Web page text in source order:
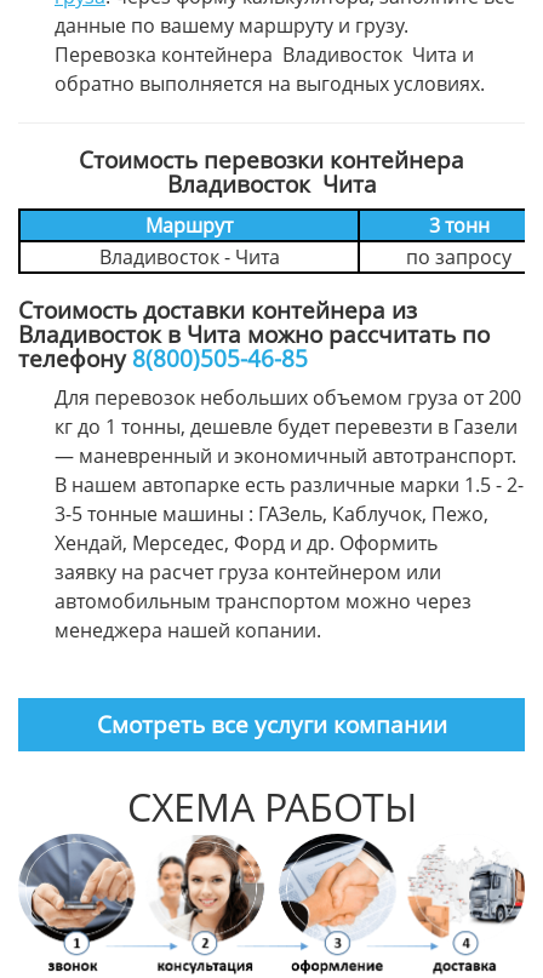
данные по вашему маршруту и грузу.
Перевозка контейнера Владивосток Чита и
обратно выполняется на выгодных условиях.
Стоимость перевозки контейнера
Владивосток Чита
Маршрут
3 тонн
Владивосток - Чита
по запросу
Стоимость доставки контейнера из
Владивосток в Чита можно рассчитать по
телефону 8(800)505-46-85
Для перевозок небольших объемом груза от 200
кг до 1 тонны, дешевле будет перевезти в Газели
— маневренный и экономичный автотранспорт.
В нашем автопарке есть различные марки 1.5 - 2-
3-5 тонные машины : ГАЗель, Каблучок, Пежо,
Хендай, Мерседес, Форд и др. Оформить
заявку на расчет груза контейнером или
автомобильным транспортом можно через
менеджера нашей копании.
Смотреть все услуги компании
СХЕМА РАБОТЫ